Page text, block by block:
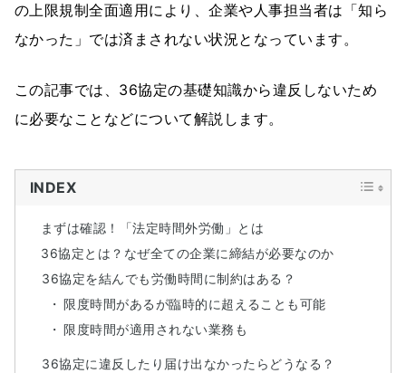
の上限規制全面適用により、企業や人事担当者は「知ら
なかった」では済まされない状況となっています。
この記事では、36協定の基礎知識から違反しないため
に必要なことなどについて解説します。
INDEX
まずは確認！「法定時間外労働」とは
36協定とは？なぜ全ての企業に締結が必要なのか
36協定を結んでも労働時間に制約はある？
限度時間があるが臨時的に超えることも可能
限度時間が適用されない業務も
36協定に違反したり届け出なかったらどうなる？